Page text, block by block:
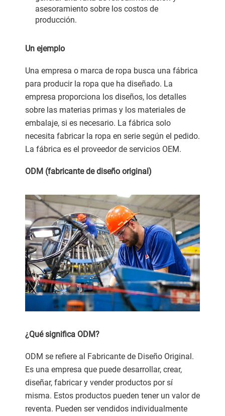
asesoramiento sobre los costos de
producción.
Un ejemplo
Una empresa o marca de ropa busca una fábrica
para producir la ropa que ha diseñado. La
empresa proporciona los diseños, los detalles
sobre las materias primas y los materiales de
embalaje, si es necesario. La fábrica solo
necesita fabricar la ropa en serie según el pedido.
La fábrica es el proveedor de servicios OEM.
ODM (fabricante de diseño original)
¿Qué significa ODM?
ODM se refiere al Fabricante de Diseño Original.
Es una empresa que puede desarrollar, crear,
diseñar, fabricar y vender productos por sí
misma. Estos productos pueden tener un valor de
reventa. Pueden ser vendidos individualmente